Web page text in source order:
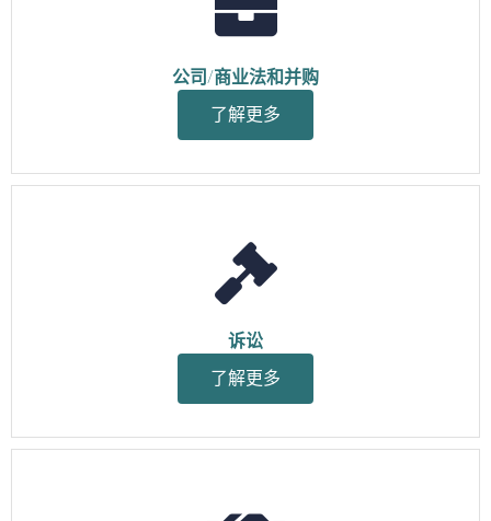
公司/商业法和并购
了解更多
诉讼
了解更多